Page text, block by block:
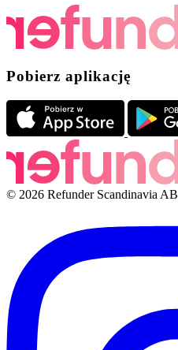
Pobierz aplikację
© 2026 Refunder Scandinavia AB